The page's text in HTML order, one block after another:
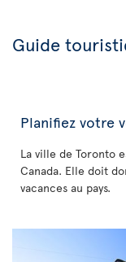
Guide
Planifiez votre
La ville de Toronto
Canada. Elle doit
vacances au pays.